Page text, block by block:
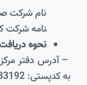
نام شرکت
نامه شرکت
نحوه
به کدپستی: 8975133192